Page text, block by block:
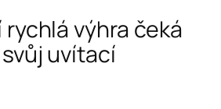
rychlá výhra čeká
uvítací